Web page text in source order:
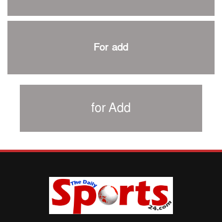
শান্ত-মুমিনুলদের ব্যাটে প্রথম দিন বাংলাদেশের
প্রচার বিমুখ এক ক্রীড়া অন্তপ্রাণ সংগঠক
সাফের হ্যাটট্রিক মিশনে থাইল্যান্ডের পথে আফঈদারা
বায়ার্নকে বিদায় করে ফাইনালে পিএসজি
আগামী বছর থেকে শিক্ষাক্ষেত্রে খেলাধুলা বাধ্যতামূলক করা হবে:
পাকিস্তানের বিপক্ষে টেস্টের আগে বাংলাদেশের প্রস্তুতি নিয়ে
আত্মবিশ্বাসী সিমন্স
ই-স্পোর্টসের বিশ্বমঞ্চে বাংলাদেশ
For add
for Add